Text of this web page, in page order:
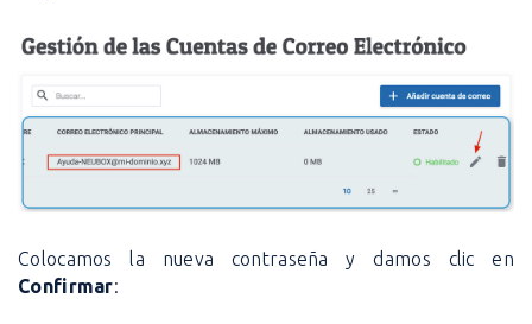
Colocamos la nueva contraseña y damos clic en
Confirmar: